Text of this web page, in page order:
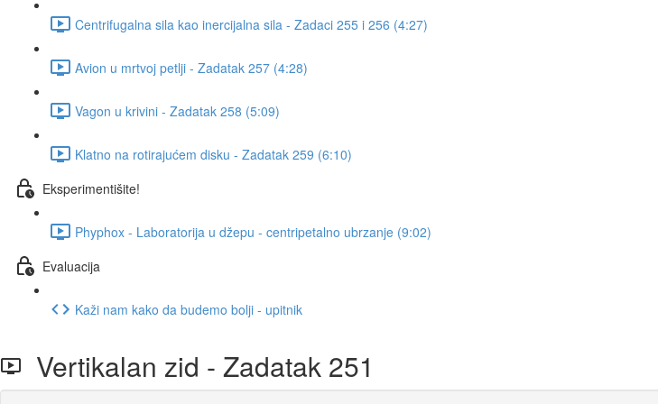
Centrifugalna sila kao inercijalna sila - Zadaci 255 i 256 (4:27)
Avion u mrtvoj petlji - Zadatak 257 (4:28)
Vagon u krivini - Zadatak 258 (5:09)
Klatno na rotirajućem disku - Zadatak 259 (6:10)
Eksperimentišite!
Phyphox - Laboratorija u džepu - centripetalno ubrzanje (9:02)
Evaluacija
Kaži nam kako da budemo bolji - upitnik
Vertikalan zid - Zadatak 251